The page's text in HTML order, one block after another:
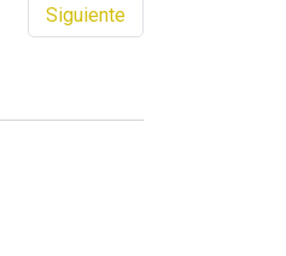
Siguiente